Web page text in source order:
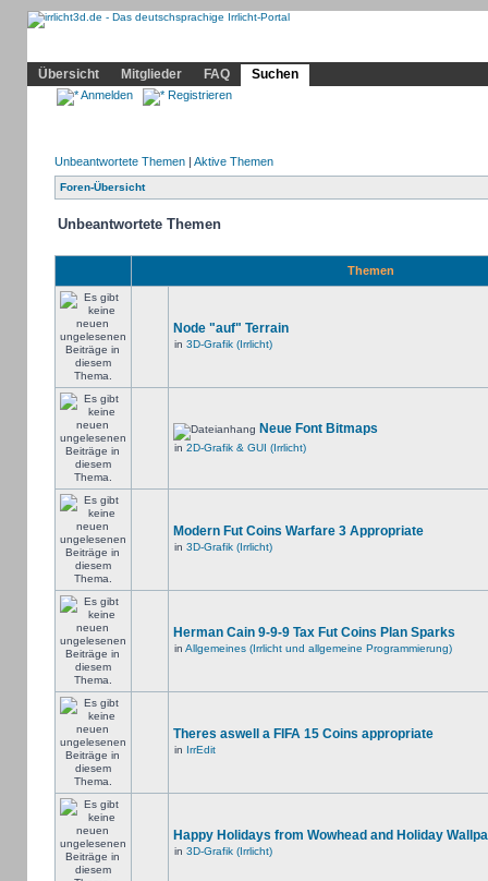
Übersicht
Mitglieder FAQ Suchen
Anmelden Registrieren
Unbeantwortete Themen| Aktive Themen
Foren-Übersicht
Unbeantwortete Themen
Themen
Node "auf" Terrain
in 3D-Grafik (Irrlicht)
Neue Font Bitmaps
in 2D-Grafik & GUI (Irrlicht)
Modern Fut Coins Warfare 3 Appropriate
in 3D-Grafik (Irrlicht)
Herman Cain 9-9-9 Tax Fut Coins Plan Sparks
in Allgemeines (Irrlicht und allgemeine Programmierung)
Theres aswell a FIFA 15 Coins appropriate
in IrrEdit
Happy Holidays from Wowhead and Holiday
in 3D-Grafik (Irrlicht)